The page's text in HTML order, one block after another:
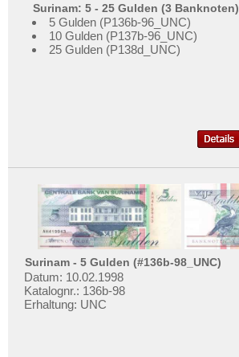
Surinam: 5 - 25 Gulden (3 Banknoten)
5 Gulden (P136b-96_UNC)
10 Gulden (P137b-96_UNC)
25 Gulden (P138d_UNC)
Surinam - 5 Gulden (#136b-98_UNC)
Datum: 10.02.1998
Katalognr.: 136b-98
Erhaltung: UNC